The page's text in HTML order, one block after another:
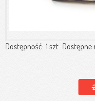
Dostępność: 1 szt. Dostępne